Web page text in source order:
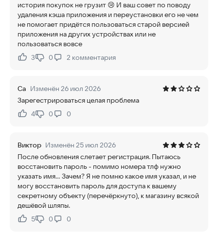
история покупок не грузит 😢 И ваш совет по поводу
удаления кэша приложения и переустановки его не чем
не помогает придётся пользоваться старой версией
приложения на других устройствах или не
пользоваться вовсе
Нравится:
3Не нравится:
0 2 комментария
Са Изменён 26 июл 2026
Зарегестрироваться целая проблема
Нравится:
4Не нравится:
0 0
Виктор Изменён 25 июл 2026
После обновления слетает регистрация. Пытаюсь
восстановить пароль - помимо номера тлф нужно
указать имя... Зачем? Я не помню какое имя указал, и не
могу восстановить пароль для доступа к вашему
секретному объекту (перечёркнуто), к магазину всякой
дешёвой шляпы.
Нравится:
5Не нравится:
0 0